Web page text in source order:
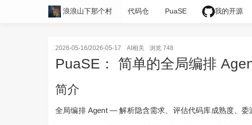
浪浪山下那个村 代码仓 PuaSE 我的开源
2026-05-16/2026-05-17 AI相关 浏览 748
PuaSE： 简单的全局编排
简介
全局编排 Agent — 解析隐含需求、评估代码库成熟度、委